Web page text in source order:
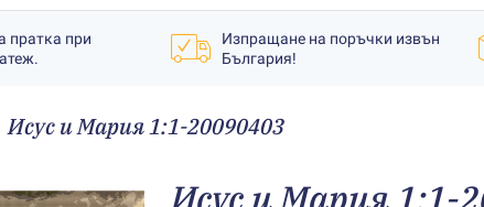
пратка при
Изпращане на поръчки извън
България!
Исус и Мария 1:1-20090403